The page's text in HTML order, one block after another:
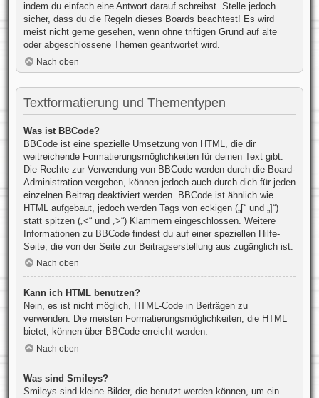
indem du einfach eine Antwort darauf schreibst. Stelle jedoch
sicher, dass du die Regeln dieses Boards beachtest! Es wird
meist nicht gerne gesehen, wenn ohne triftigen Grund auf alte
oder abgeschlossene Themen geantwortet wird.
Nach oben
Textformatierung und Thementypen
Was ist BBCode?
BBCode ist eine spezielle Umsetzung von HTML, die dir
weitreichende Formatierungsmöglichkeiten für deinen Text gibt.
Die Rechte zur Verwendung von BBCode werden durch die Board-
Administration vergeben, können jedoch auch durch dich für jeden
einzelnen Beitrag deaktiviert werden. BBCode ist ähnlich wie
HTML aufgebaut, jedoch werden Tags von eckigen („[“ und „]“)
statt spitzen („<“ und „>“) Klammern eingeschlossen. Weitere
Informationen zu BBCode findest du auf einer speziellen Hilfe-
Seite, die von der Seite zur Beitragserstellung aus zugänglich ist.
Nach oben
Kann ich HTML benutzen?
Nein, es ist nicht möglich, HTML-Code in Beiträgen zu
verwenden. Die meisten Formatierungsmöglichkeiten, die HTML
bietet, können über BBCode erreicht werden.
Nach oben
Was sind Smileys?
Smileys sind kleine Bilder, die benutzt werden können, um ein